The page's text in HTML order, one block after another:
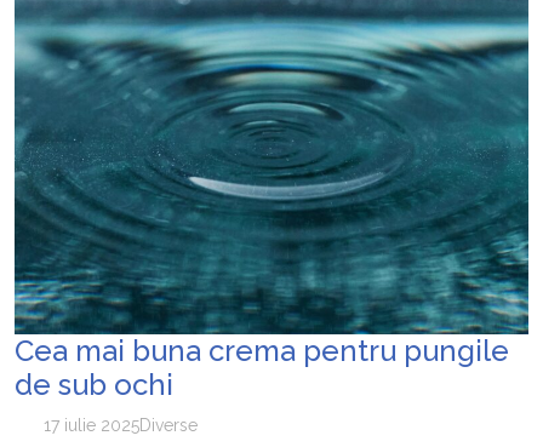
Cea mai buna crema pentru pungile
de sub ochi
17 iulie 2025Diverse